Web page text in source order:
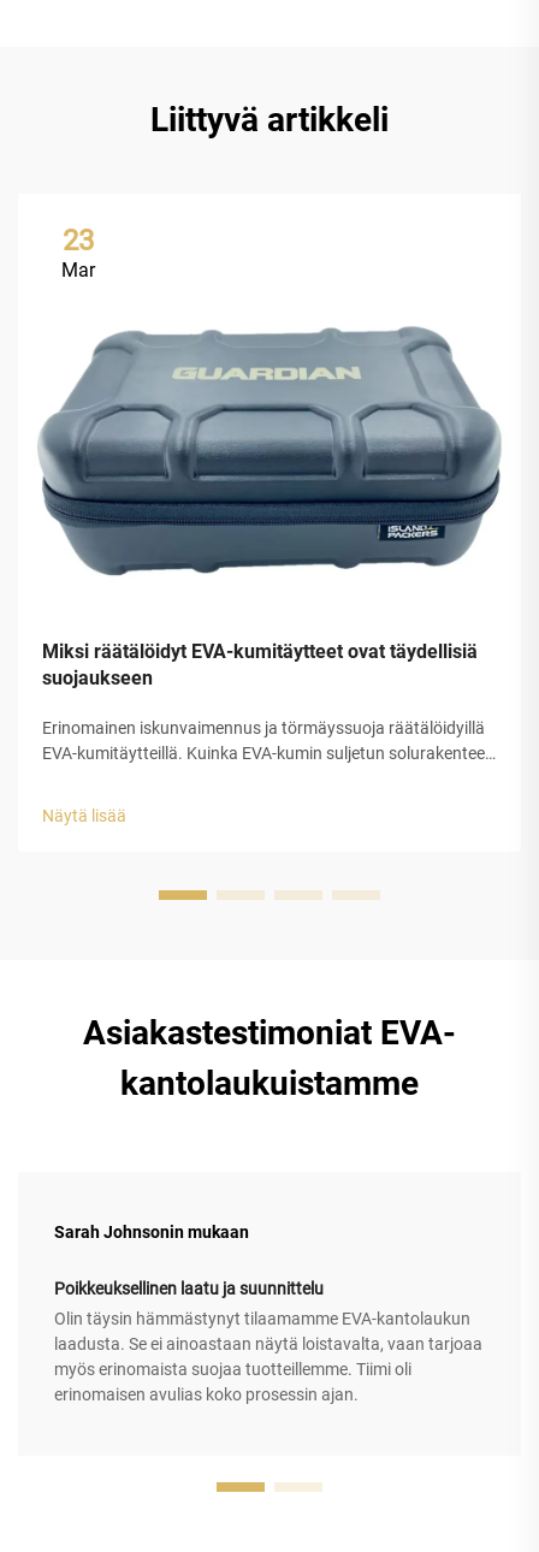
Liittyvä artikkeli
23
Mar
Miksi räätälöidyt EVA-kumitäytteet ovat täydellisiä
suojaukseen
Erinomainen iskunvaimennus ja törmäyssuoja räätälöidyillä
EVA-kumitäytteillä. Kuinka EVA-kumin suljetun solurakenteen
juuri rakenteensa ansiosta. Tässä...
Näytä lisää
Asiakastestimoniat EVA-
kantolaukuistamme
Sarah Johnsonin mukaan
Poikkeuksellinen laatu ja suunnittelu
Olin täysin hämmästynyt tilaamamme EVA-kantolaukun
laadusta. Se ei ainoastaan näytä loistavalta, vaan tarjoaa
myös erinomaista suojaa tuotteillemme. Tiimi oli
erinomaisen avulias koko prosessin ajan.